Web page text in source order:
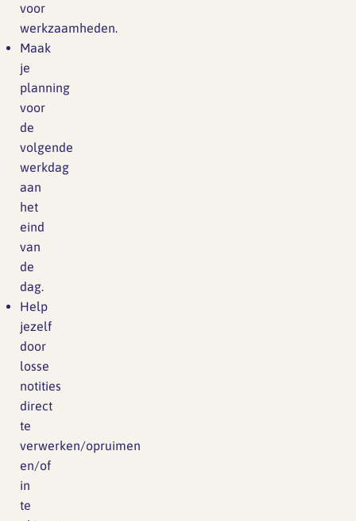
voor
werkzaamheden.
Maak
je
planning
voor
de
volgende
werkdag
aan
het
eind
van
de
dag.
Help
jezelf
door
losse
notities
direct
te
verwerken/opruimen
en/of
in
te